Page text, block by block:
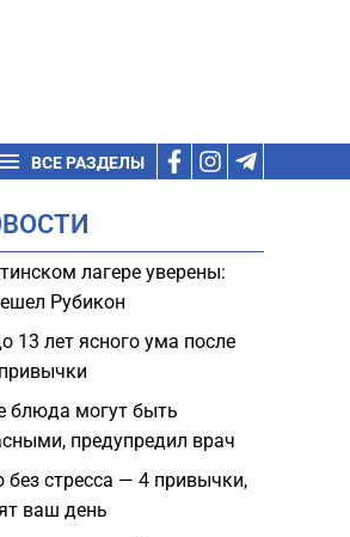
ВСЕ РАЗДЕЛЫ
лагере уверены:
Рубикон
13 лет ясного ума после
блюда могут быть
предупредил врач
без стресса — 4 привычки,
ваш день